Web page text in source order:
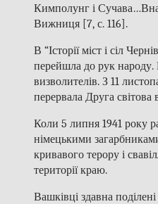
Кимполунг і
Вижниця [7, с. 116].
В “Історії міст і сіл
перейшла до рук народу.
визволителів. З 11
перервала Друга світова
Коли 5 липня 1941 року
німецькими
кривавого терору і
території краю.
Вашківці здавна